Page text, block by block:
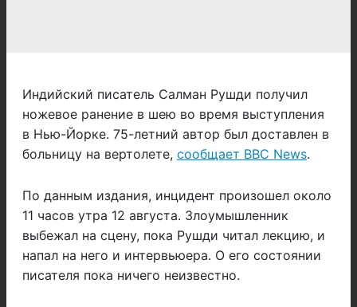
Индийский писатель Салман Рушди получил
ножевое ранение в шею во время выступления
в Нью-Йорке. 75-летний автор был доставлен в
больницу на вертолете, сообщает BBC News.
По данным издания, инцидент произошел около
11 часов утра 12 августа. Злоумышленник
выбежал на сцену, пока Рушди читал лекцию, и
напал на него и интервьюера. О его состоянии
писателя пока ничего неизвестно.